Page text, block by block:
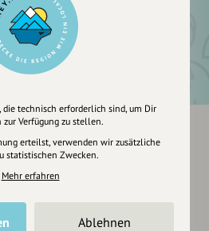
die technisch erforderlich sind, um Dir
zur Verfügung zu stellen.
erteilst, verwenden wir zusätzliche
statistischen Zwecken.
Mehr erfahren
Ablehnen